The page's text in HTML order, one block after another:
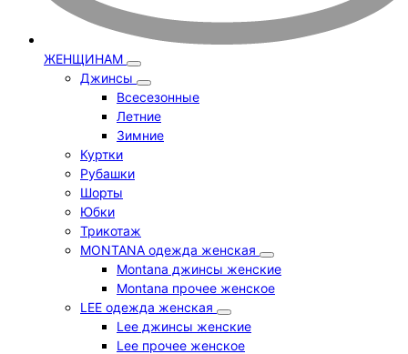
ЖЕНЩИНАМ
Джинсы
Всесезонные
Летние
Зимние
Куртки
Рубашки
Шорты
Юбки
Трикотаж
MONTANA одежда женская
Montana джинсы женские
Montana прочее женское
LEE одежда женская
Lee джинсы женские
Lee прочее женское